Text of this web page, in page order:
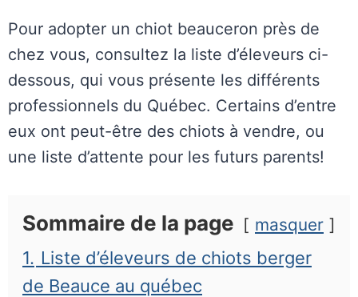
Pour adopter un chiot beauceron près de
chez vous, consultez la liste d’éleveurs ci-
dessous, qui vous présente les différents
professionnels du Québec. Certains d’entre
eux ont peut-être des chiots à vendre, ou
une liste d’attente pour les futurs parents!
Sommaire de la page masquer
1. Liste d’éleveurs de chiots berger
de Beauce au québec